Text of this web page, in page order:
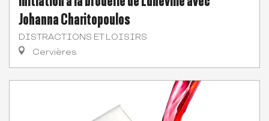
Johanna Charitopoulos
DISTRACTIONS ET LOISIRS
Cervières